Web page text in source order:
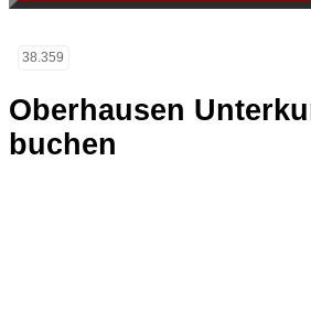
38.359
Oberhausen
buchen